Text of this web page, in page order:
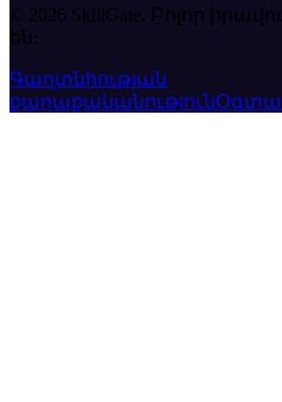
© 2026 SkillGate. Բոլոր
են։
Գաղտնիության
քաղաքականություն